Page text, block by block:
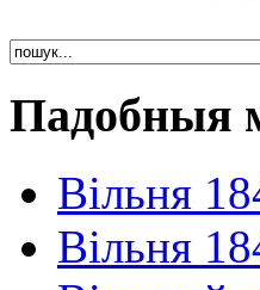
Падобныя
Вільня
Вільня